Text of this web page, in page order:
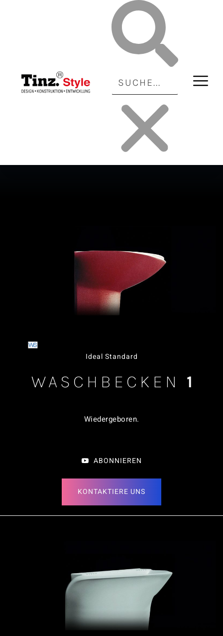
SANITÄRTECHNIK
SANITÄR | HEIZUNG | LÜFTUNG | KLIMA | ROOM CONTROLLING
IDEAL STANDARD WASCHBECKEN
Ideal Standard
WASCHBECKEN 1
Wiedergeboren.
ABONNIEREN
KONTAKTIERE UNS